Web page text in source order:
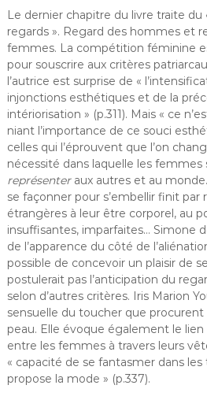
Le dernier chapitre du livre traite du
regards ». Regard des hommes et
femmes. La compétition féminine
pour souscrire aux critères
l’autrice est surprise de «
injonctions esthétiques et de la
intériorisation » (p.311). Mais « ce
niant l’importance de ce souci
celles qui l’éprouvent que l’on
nécessité dans laquelle les
représenteraux autres et au monde.
se façonner pour s’embellir finit
étrangères à leur être corporel, au
insuffisantes, imparfaites… Simone
de l’apparence du côté de
possible de concevoir un plaisir de
postulerait pas l’anticipation du
selon d’autres critères. Iris Marion
sensuelle du toucher que
peau. Elle évoque également le
entre les femmes à travers leurs
« capacité de se fantasmer dans
propose la mode » (p.337).